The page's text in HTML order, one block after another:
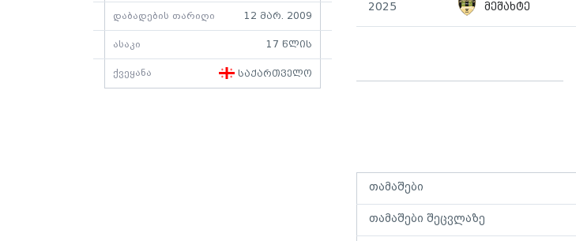
დაბადების თარიღი 12 მარ. 2009
ასაკი 17 წლის
ქვეყანა საქართველო
2025 მეშახტე
თამაშები
თამაშები შეცვლაზე